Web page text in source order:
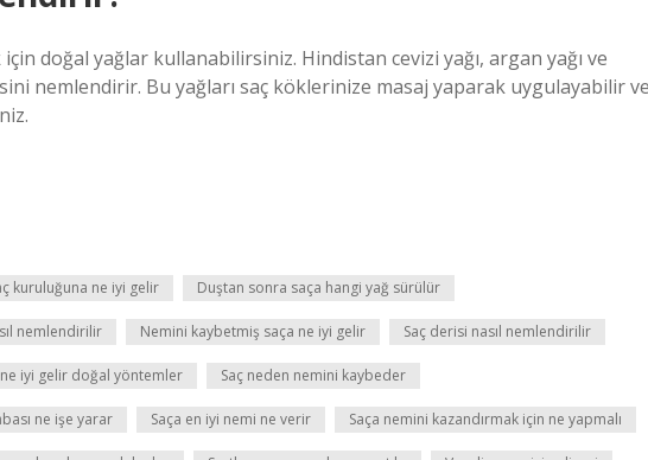
doğal yağlar kullanabilirsiniz. Hindistan cevizi yağı, argan yağı ve
nemlendirir. Bu yağları saç köklerinize masaj yaparak uygulayabilir ve
kuruluğuna ne iyi gelir Duştan sonra saça hangi yağ sürülür
nemlendirilir Nemini kaybetmiş saça ne iyi gelir Saç derisi nasıl nemlendirilir
iyi gelir doğal yöntemler Saç neden nemini kaybeder
ne işe yarar Saça en iyi nemi ne verir Saça nemini kazandırmak için ne yapmalı